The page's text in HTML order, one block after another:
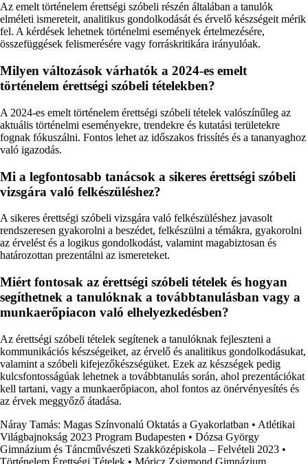
Az emelt történelem érettségi szóbeli részén általában a tanulók
elméleti ismereteit, analitikus gondolkodását és érvelő készségeit mérik
fel. A kérdések lehetnek történelmi események értelmezésére,
összefüggések felismerésére vagy forráskritikára irányulóak.
Milyen változások várhatók a 2024-es emelt
történelem érettségi szóbeli tételekben?
A 2024-es emelt történelem érettségi szóbeli tételek valószínűleg az
aktuális történelmi eseményekre, trendekre és kutatási területekre
fognak fókuszálni. Fontos lehet az időszakos frissítés és a tananyaghoz
való igazodás.
Mi a legfontosabb tanácsok a sikeres érettségi szóbeli
vizsgára való felkészüléshez?
A sikeres érettségi szóbeli vizsgára való felkészüléshez javasolt
rendszeresen gyakorolni a beszédet, felkészülni a témákra, gyakorolni
az érvelést és a logikus gondolkodást, valamint magabiztosan és
határozottan prezentálni az ismereteket.
Miért fontosak az érettségi szóbeli tételek és hogyan
segíthetnek a tanulóknak a továbbtanulásban vagy a
munkaerőpiacon való elhelyezkedésben?
Az érettségi szóbeli tételek segítenek a tanulóknak fejleszteni a
kommunikációs készségeiket, az érvelő és analitikus gondolkodásukat,
valamint a szóbeli kifejezőkészségüket. Ezek az készségek pedig
kulcsfontosságúak lehetnek a továbbtanulás során, ahol prezentációkat
kell tartani, vagy a munkaerőpiacon, ahol fontos az önérvényesítés és
az érvek meggyőző átadása.
Náray Tamás: Magas Színvonalú Oktatás a Gyakorlatban • Atlétikai
Világbajnokság 2023 Program Budapesten • Dózsa György
Gimnázium és Táncművészeti Szakközépiskola – Felvételi 2023 •
Történelem Érettségi Tételek • Móricz Zsigmond Gimnázium